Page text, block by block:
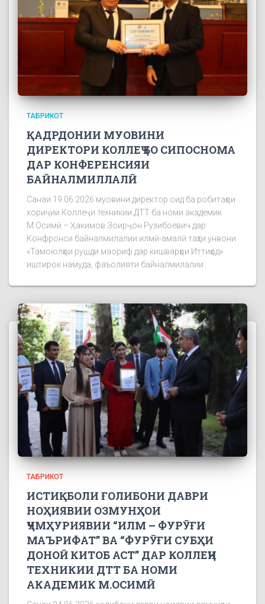
ТАБРИКОТ
ҚАДРДОНИИ МУОВИНИ
ДИРЕКТОРИ КОЛЛЕҶ БО СИПОСНОМА
ДАР КОНФЕРЕНСИЯИ
БАЙНАЛМИЛЛАЛӢ
Санаи 19.06.2026 муовини директор оид ба робитаҳои
хориҷии Коллеҷи техникии ДТТ ба номи академик
М.Осимӣ – Ҳакимов Зоирҷон Рузибоевич дар
Конфронси байналмилалии илмӣ-амалӣ таҳти унвони
«Тамоюлҳои рушди маориф дар кишварҳои Иттиҳод»
иштирок намуда, фаъолияти байналмилалии
ТАБРИКОТ
ИСТИҚБОЛИ ҒОЛИБОНИ ДАВРИ
НОҲИЯВИИ ОЗМУНҲОИ
ҶУМҲУРИЯВИИ “ИЛМ – ФУРӮҒИ
МАЪРИФАТ” ВА “ФУРӮҒИ СУБҲИ
ДОНОӢ КИТОБ АСТ” ДАР КОЛЛЕҶИ
ТЕХНИКИИ ДТТ БА НОМИ
АКАДЕМИК М.ОСИМӢ